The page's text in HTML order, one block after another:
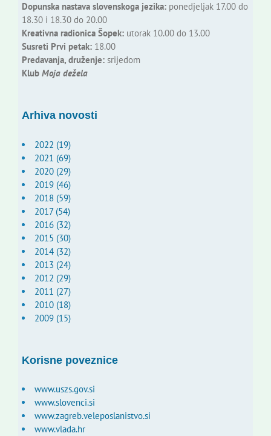
Dopunska nastava slovenskoga jezika:ponedjeljak 17.00 do
18.30 i 18.30 do 20.00
Kreativna radionica Šopek:utorak 10.00 do 13.00
Susreti Prvi petak:18.00
Predavanja, druženje:srijedom
Klub Moja dežela
Arhiva novosti
2022 (19)
2021 (69)
2020 (29)
2019 (46)
2018 (59)
2017 (54)
2016 (32)
2015 (30)
2014 (32)
2013 (24)
2012 (29)
2011 (27)
2010 (18)
2009 (15)
Korisne poveznice
www.uszs.gov.si
www.slovenci.si
www.zagreb.veleposlanistvo.si
www.vlada.hr